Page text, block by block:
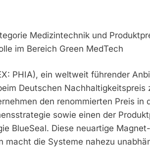
Medizintechnik und
im Bereich Green MedTech
PHIA), ein weltweit führender
Deutschen
den renommierten Preis in
sowie einen der
BlueSeal. Diese neuartige
macht die Systeme nahezu